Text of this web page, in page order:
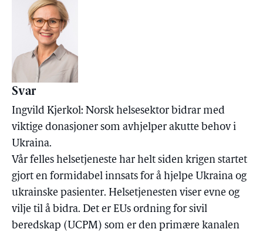
Svar
Ingvild Kjerkol: Norsk helsesektor bidrar med
viktige donasjoner som avhjelper akutte behov i
Ukraina.
Vår felles helsetjeneste har helt siden krigen startet
gjort en formidabel innsats for å hjelpe Ukraina og
ukrainske pasienter. Helsetjenesten viser evne og
vilje til å bidra. Det er EUs ordning for sivil
beredskap (UCPM) som er den primære kanalen